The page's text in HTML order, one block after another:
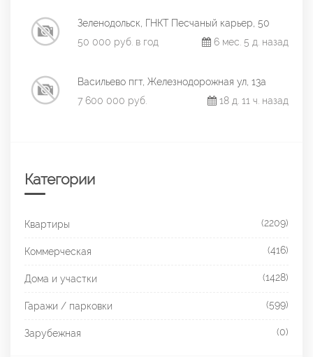
Зеленодольск, ГНКТ Песчаный карьер, 50
50 000 руб. в год
6 мес. 5 д. назад
Васильево пгт, Железнодорожная ул, 13а
7 600 000 руб.
18 д. 11 ч. назад
Категории
Квартиры (2209)
Коммерческая (416)
Дома и участки (1428)
Гаражи / парковки (599)
Зарубежная (0)